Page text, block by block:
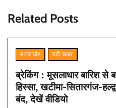
Related Posts
उत्तराखंड बड़ी खबर
ब्रेकिंग : मूसलाधार बारिश से
हिस्सा, खटीमा-सितारगंज-
बंद, देखें वीडियो